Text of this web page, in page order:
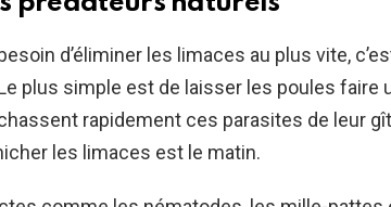
d’éliminer les limaces au plus vite,
plus simple est de laisser les poules faire
rapidement ces parasites de leur
les limaces est le matin.